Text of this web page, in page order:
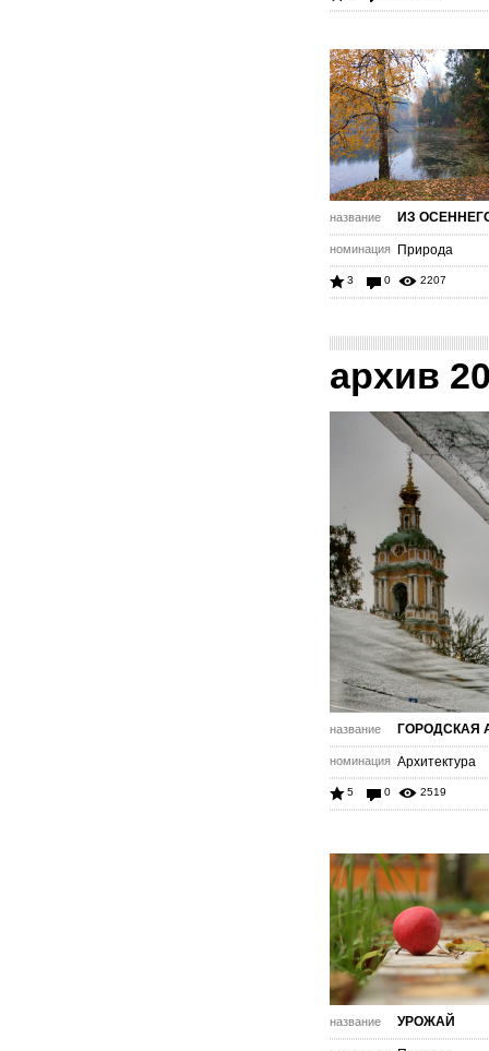
название ИЗ
номинация Природа
3 0 2207
архив
название ГОРОДСКАЯ
номинация Архитектура
5 0 2519
название УРОЖАЙ